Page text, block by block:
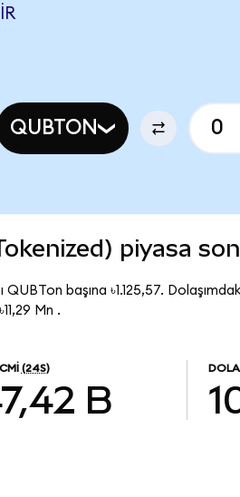
QUBTON
piyasa
başına ৳1.125,57.
Mn .
(24S)
B